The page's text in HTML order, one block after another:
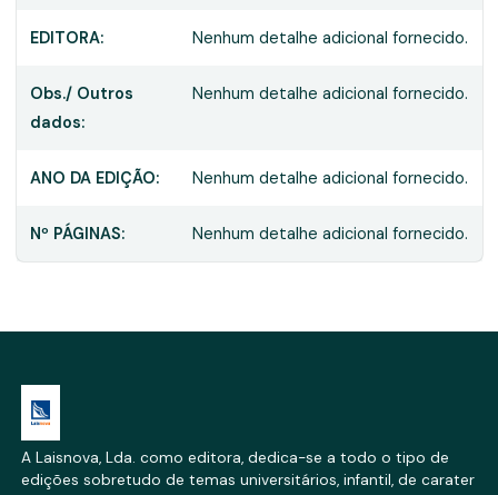
EDITORA: Nenhum detalhe adicional fornecido.
Obs./ Outros
dados:
Nenhum detalhe adicional fornecido.
ANO DA EDIÇÃO: Nenhum detalhe adicional fornecido.
Nº PÁGINAS: Nenhum detalhe adicional fornecido.
A Laisnova, Lda. como editora, dedica-se a todo o tipo de
edições sobretudo de temas universitários, infantil, de carater